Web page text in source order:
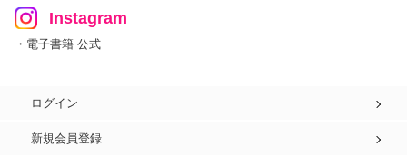
Instagram
・電子書籍 公式
ログイン
新規会員登録